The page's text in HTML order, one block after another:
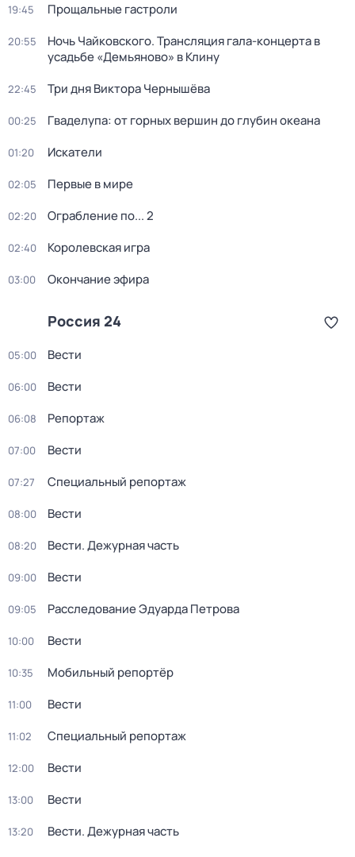
19:45 Прощальные гастроли
20:55
Ночь Чайковского. Трансляция гала-концерта в
усадьбе «Демьяново» в Клину
22:45 Три дня Виктора Чернышёва
00:25 Гваделупа: от горных вершин до глубин океана
01:20 Искатели
02:05 Первые в мире
02:20 Ограбление по... 2
02:40 Королевская игра
03:00 Окончание эфира
Россия 24
05:00 Вести
06:00 Вести
06:08 Репортаж
07:00 Вести
07:27 Специальный репортаж
08:00 Вести
08:20 Вести. Дежурная часть
09:00 Вести
09:05 Расследование Эдуарда Петрова
10:00 Вести
10:35 Мобильный репортёр
11:00 Вести
11:02 Специальный репортаж
12:00 Вести
13:00 Вести
13:20 Вести. Дежурная часть